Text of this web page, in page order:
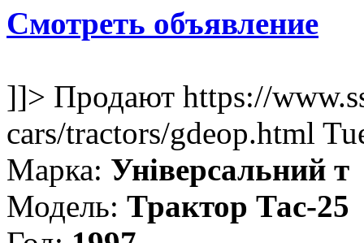
Смотреть объявление
]]> Продают https://
cars/tractors/gdeop.html
Марка: Універсальний т
Модель: Трактор Тас-25